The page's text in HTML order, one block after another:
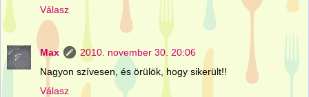
Válasz
Max
2010. november 30. 20:06
Nagyon szívesen, és örülök, hogy sikerült!!
Válasz